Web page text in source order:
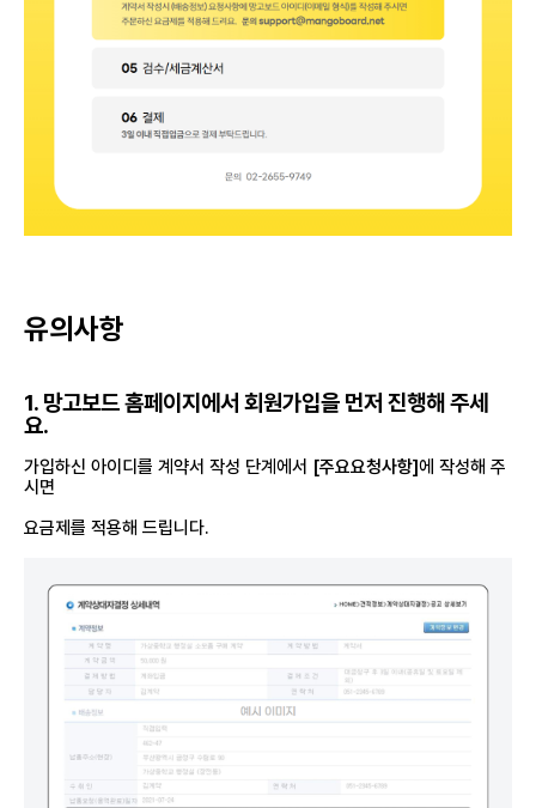
유의사항
1. 망고보드 홈페이지에서 회원가입을 먼저 진행해 주세
요.
가입하신 아이디를 계약서 작성 단계에서 [주요요청사항]에 작성해 주
시면
요금제를 적용해 드립니다.